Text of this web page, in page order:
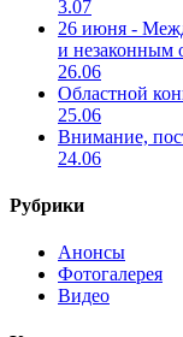
3.07
26 июня -
и незаконным
26.06
Областной
25.06
Внимание,
24.06
Рубрики
Анонсы
Фотогалерея
Видео